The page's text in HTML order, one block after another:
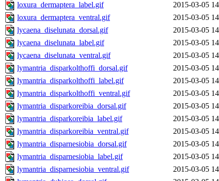
loxura_dermaptera_label.gif
2015-03-05
loxura_dermaptera_ventral.gif
2015-03-05
lycaena_diselunata_dorsal.gif
2015-03-05
lycaena_diselunata_label.gif
2015-03-05
lycaena_diselunata_ventral.gif
2015-03-05
lymantria_disparkolthoffi_dorsal.gif
2015-03-05
lymantria_disparkolthoffi_label.gif
2015-03-05
lymantria_disparkolthoffi_ventral.gif
2015-03-05
lymantria_disparkoreibia_dorsal.gif
2015-03-05
lymantria_disparkoreibia_label.gif
2015-03-05
lymantria_disparkoreibia_ventral.gif
2015-03-05
lymantria_disparnesiobia_dorsal.gif
2015-03-05
lymantria_disparnesiobia_label.gif
2015-03-05
lymantria_disparnesiobia_ventral.gif
2015-03-05